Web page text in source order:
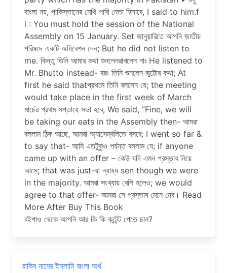
বাংলা নয়, পাকিস্তানের মেথি পারি নেতা হিসাবে, I said to him.f
i : You must hold the session of the National
Assembly on 15 January. Set জানুয়ারিতে আপনি জাতীয়
পরিষদে একটি অধিবেশন দেন; But he did not listen to
me. কিন্তু তিনি আমার কথা শুনলেনৱাখলেন নাঃ He listened to
Mr. Bhutto instead- বরং তিনি শুনলেন ভুট্টোর কথা; At
first he said thatপ্রথমে তিনি বললেন যে; the meeting
would take place in the first week of March
মার্চের প্রথম সপ্তাহে সভা হবে, We said, “Fine, we will
be taking our eats in the Assembly then- আমরা
বললাম ঠিক আছে, আমরা অ্যাসেম্বলিতে বসবে; I went so far &
to say that- আমি এতটুকুও পর্যন্ত বললাম যে; if anyone
came up with an offer – কেউ যদি এমন প্রস্তাব নিয়ে
আসে; that was just-যা ন্যায্য sen though we were
in the majority. আমরা সংখ্যায় বেশি হলেও; we would
agree to that offer- আমরা সে প্রস্তাব মেনে নেব। Read
More After Buy This Book
বইপাও থেকে আপনি আর কি কি কন্টেন্ট পেতে চান?
রাকিব নামের ইসলামি বাংলা অর্থ